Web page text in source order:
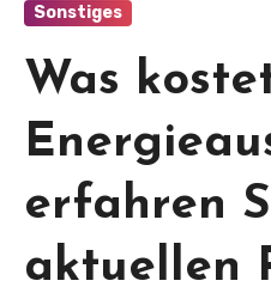
Sonstiges
Was
erfahren
aktuellen